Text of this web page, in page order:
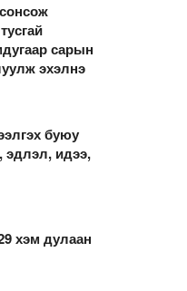
сарын
эхэлнэ
буюу
эдлэл, идээ,
хэм дулаан